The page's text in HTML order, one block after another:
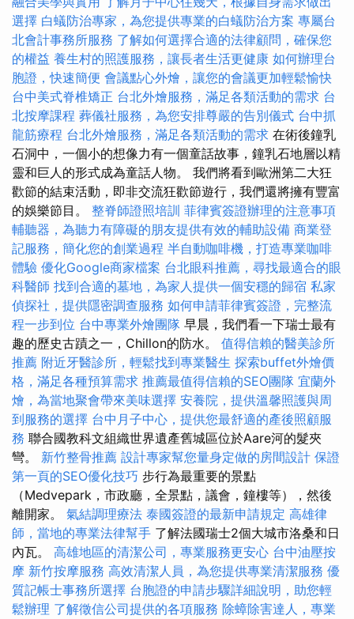
選擇 白蟻防治專家，為您提供專業的白蟻防治方案 專屬台
北會計事務所服務 了解如何選擇合適的法律顧問，確保您
的權益 養生村的照護服務，讓長者生活更健康 如何辦理台
胞證，快速簡便 會議點心外燴，讓您的會議更加輕鬆愉快
台中美式脊椎矯正 台北外燴服務，滿足各類活動的需求 台
北按摩課程 葬儀社服務，為您安排尊嚴的告別儀式 台中抓
龍筋療程 台北外燴服務，滿足各類活動的需求 在術後鐘乳
石洞中，一個小的想像力有一個童話故事，鐘乳石地層以精
靈和巨人的形式成為童話人物。 我們將看到歐洲第二大狂
歡節的結束活動，即非交流狂歡節遊行，我們還將擁有豐富
的娛樂節目。 整脊師證照培訓 菲律賓簽證辦理的注意事項
輔聽器，為聽力有障礙的朋友提供有效的輔助設備 商業登
記服務，簡化您的創業過程 半自動咖啡機，打造專業咖啡
體驗 優化Google商家檔案 台北眼科推薦，尋找最適合的眼
科醫師 找到合適的墓地，為家人提供一個安穩的歸宿 私家
偵探社，提供隱密調查服務 如何申請菲律賓簽證，完整流
程一步到位 台中專業外燴團隊 早晨，我們看一下瑞士最有
趣的歷史古蹟之一，Chillon的防水。 值得信賴的醫美診所
推薦 附近牙醫診所，輕鬆找到專業醫生 探索buffet外燴價
格，滿足各種預算需求 推薦最值得信賴的SEO團隊 宜蘭外
燴，為當地聚會帶來美味選擇 安養院，提供溫馨照護與周
到服務的選擇 台中月子中心，提供您最舒適的產後照顧服
務 聯合國教科文組織世界遺產舊城區位於Aare河的髮夾
彎。 新竹整骨推薦 設計專家幫您量身定做的房間設計 保證
第一頁的SEO優化技巧 步行為最重要的景點
（Medvepark，市政廳，全景點，議會，鐘樓等），然後
離開家。 氣結調理療法 泰國簽證的最新申請規定 高雄律
師，當地的專業法律幫手 了解法國瑞士2個大城市洛桑和日
內瓦。 高雄地區的清潔公司，專業服務更安心 台中油壓按
摩 新竹按摩服務 高效清潔人員，為您提供專業清潔服務 優
質記帳士事務所選擇 台胞證的申請步驟詳細說明，助您輕
鬆辦理 了解徵信公司提供的各項服務 除蟑除害達人，專業